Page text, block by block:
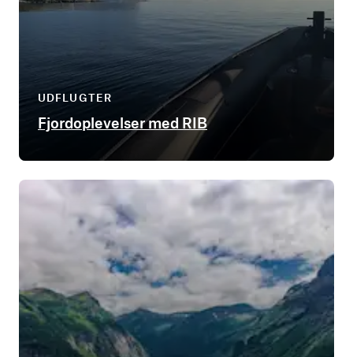
UDFLUGTER
Fjordoplevelser med RIB